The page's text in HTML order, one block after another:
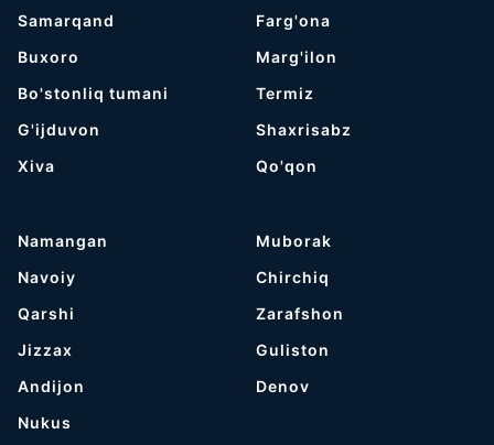
Samarqand
Buxoro
Bo'stonliq tumani
G'ijduvon
Хiva
Farg'ona
Marg'ilon
Termiz
Shaxrisabz
Qo'qon
Namangan
Navoiy
Qarshi
Jizzax
Andijon
Nukus
Muborak
Chirchiq
Zarafshon
Guliston
Denov